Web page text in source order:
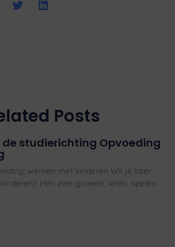
Posts
de studierichting Opvoeding
werken met kinderen Wil je later
Hen zien groeien, leren, spelen